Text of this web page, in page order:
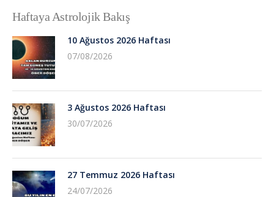
Haftaya Astrolojik Bakış
10 Ağustos 2026 Haftası
07/08/2026
3 Ağustos 2026 Haftası
30/07/2026
27 Temmuz 2026 Haftası
24/07/2026